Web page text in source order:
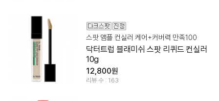
스팟 앰플 컨실러 케어+커버력 만족100
닥터트럽 블래미쉬 스팟 리퀴드 컨실러
10g
12,800원
리뷰 수 : 163